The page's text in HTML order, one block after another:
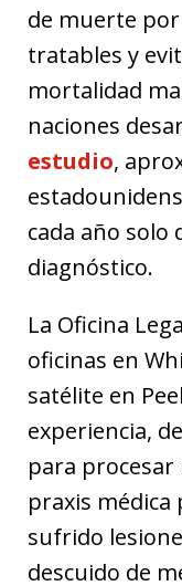
de muerte
tratables y
mortalidad
naciones
estudio,
cada año solo
diagnóstico.
La Oficina
oficinas en
satélite en
experiencia,
para procesar
praxis médica
sufrido
descuido de